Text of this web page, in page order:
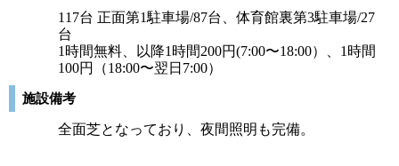
117台 正面第1駐車場/87台、体育館裏第3駐車場/27
台
1時間無料、以降1時間200円(7:00〜18:00）、1時間
100円（18:00〜翌日7:00）
施設備考
全面芝となっており、夜間照明も完備。